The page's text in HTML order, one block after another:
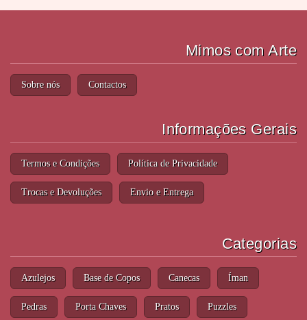
Mimos com Arte
Sobre nós Contactos
Informações Gerais
Termos e Condições Política de Privacidade
Trocas e Devoluções Envio e Entrega
Categorias
Azulejos Base de Copos Canecas Íman
Pedras Porta Chaves Pratos Puzzles